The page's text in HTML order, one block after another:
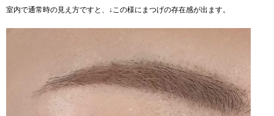
室内で通常時の見え方ですと、↓この様にまつげの存在感が出ます。